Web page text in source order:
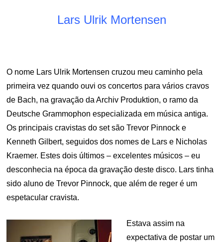
Lars Ulrik Mortensen
O nome Lars Ulrik Mortensen cruzou meu caminho pela
primeira vez quando ouvi os concertos para vários cravos
de Bach, na gravação da Archiv Produktion, o ramo da
Deutsche Grammophon especializada em música antiga.
Os principais cravistas do set são Trevor Pinnock e
Kenneth Gilbert, seguidos dos nomes de Lars e Nicholas
Kraemer. Estes dois últimos – excelentes músicos – eu
desconhecia na época da gravação deste disco. Lars tinha
sido aluno de Trevor Pinnock, que além de reger é um
espetacular cravista.
Estava assim na
expectativa de postar um